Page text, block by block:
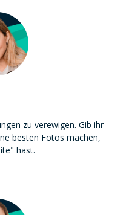
zu verewigen. Gib ihr
besten Fotos machen,
hast.